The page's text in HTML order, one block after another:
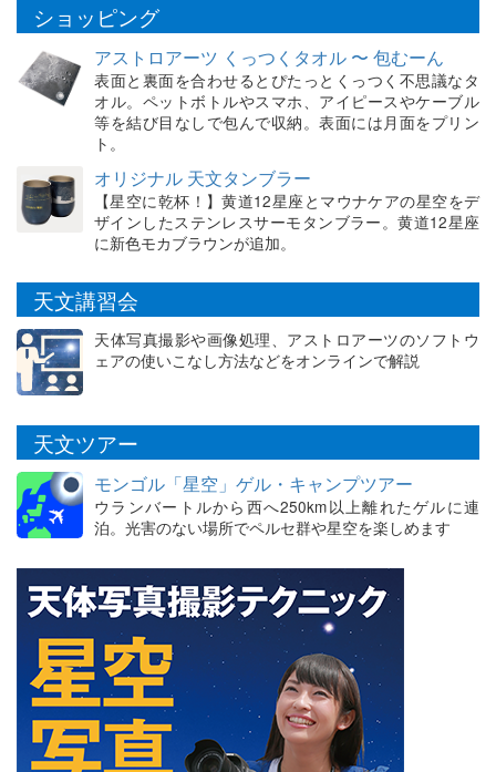
ショッピング
アストロアーツ くっつくタオル 〜 包むーん
表面と裏面を合わせるとぴたっとくっつく不思議なタ
オル。ペットボトルやスマホ、アイピースやケーブル
等を結び目なしで包んで収納。表面には月面をプリン
ト。
オリジナル 天文タンブラー
【星空に乾杯！】黄道12星座とマウナケアの星空をデ
ザインしたステンレスサーモタンブラー。黄道12星座
に新色モカブラウンが追加。
天文講習会
天体写真撮影や画像処理、アストロアーツのソフトウ
ェアの使いこなし方法などをオンラインで解説
天文ツアー
モンゴル「星空」ゲル・キャンプツアー
ウランバートルから西へ250km以上離れたゲルに連
泊。光害のない場所でペルセ群や星空を楽しめます